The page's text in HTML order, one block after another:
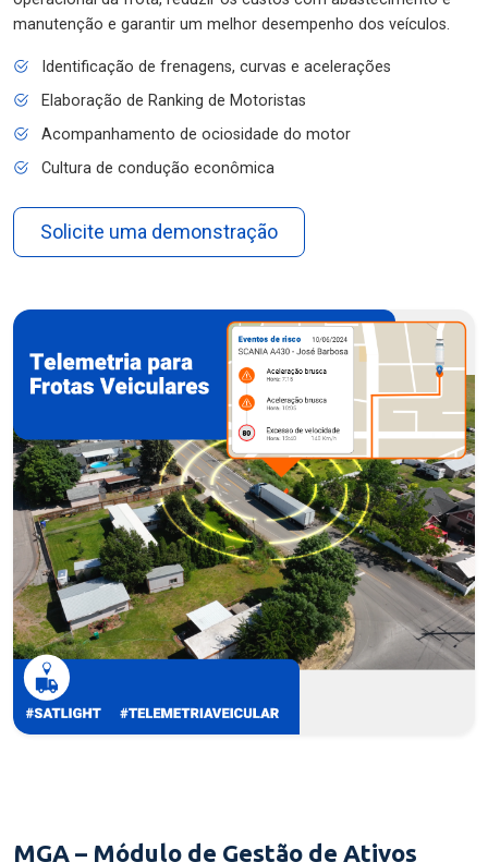
manutenção e garantir um melhor desempenho dos veículos.
Identificação de frenagens, curvas e acelerações
Elaboração de Ranking de Motoristas
Acompanhamento de ociosidade do motor
Cultura de condução econômica
Solicite uma demonstração
MGA – Módulo de Gestão de Ativos